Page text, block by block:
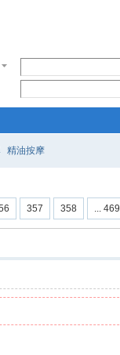
精油按摩
357 358 ... 469